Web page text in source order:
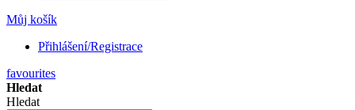
Můj košík
Přihlášení/Registrace
favourites
Hledat
Hledat